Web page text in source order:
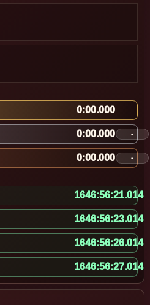
0:00.000
0:00.000 -
0:00.000 -
1646:56:21.508
1646:56:23.508
1646:56:26.508
1646:56:27.508